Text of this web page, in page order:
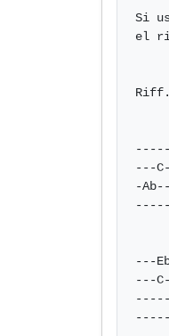
Si
el
---
-
---
---